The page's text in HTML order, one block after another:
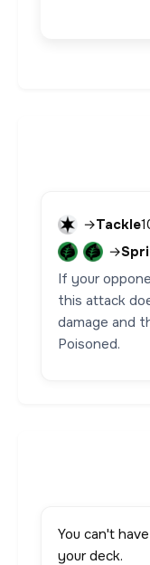
→Tackle
→
If your
this attack
damage and
Poisoned.
You can't
your deck.